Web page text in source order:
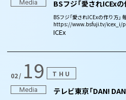
Media BSフジ「愛されICExの
BSフジ「愛されICExの作り方
https://www.bsfuji.tv/icex_i/
ICEx
02 19 THU
Media テレビ東京「DAN!